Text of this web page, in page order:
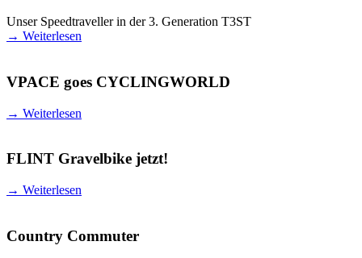
Unser Speedtraveller in der 3. Generation T3ST
→ Weiterlesen
VPACE goes CYCLINGWORLD
→ Weiterlesen
FLINT Gravelbike jetzt!
→ Weiterlesen
Country Commuter